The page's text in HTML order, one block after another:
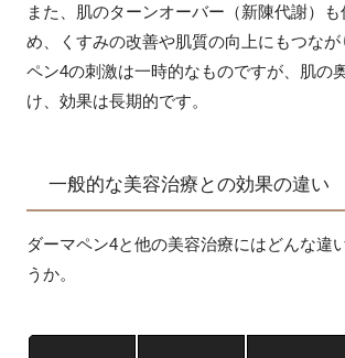
また、肌のターンオーバー（新陳代謝）も
め、くすみの改善や肌質の向上にもつな
ペン4の刺激は一時的なものですが、肌の
け、効果は長期的です。
一般的な美容治療との効果の違い
ダーマペン4と他の美容治療にはどんな違
うか。